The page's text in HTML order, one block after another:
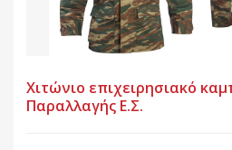
Χιτώνιο επιχειρησιακό
Παραλλαγής Ε.Σ.